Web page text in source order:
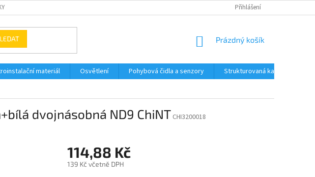
Přihlášení
NÁKUPNÍ
Prázdný košík
materiál Osvětlení Pohybová čidla a senzory Strukturovaná kabeláž
dvojnásobná ND9 ChiNT CHI3200018
114,88 Kč
139 Kč včetně DPH